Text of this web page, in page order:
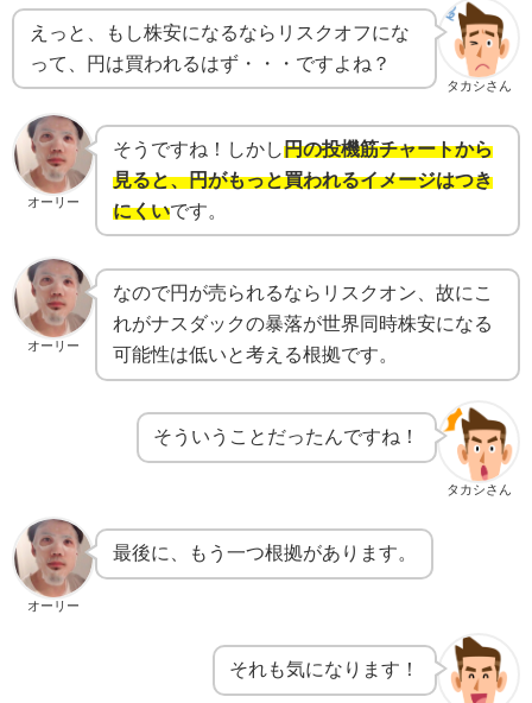
タカシさん
えっと、もし株安になるならリスクオフにな
って、円は買われるはず・・・ですよね？
オーリー
そうですね！しかし 円の投機筋チャートから
見ると、円がもっと買われるイメージはつき
にくいです。
オーリー
なので円が売られるならリスクオン、故にこ
れがナスダックの暴落が世界同時株安になる
可能性は低いと考える根拠です。
タカシさん
そういうことだったんですね！
オーリー
最後に、もう一つ根拠があります。
それも気になります！